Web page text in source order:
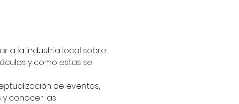
a la industria local sobre
y como estas se
de eventos,
conocer las